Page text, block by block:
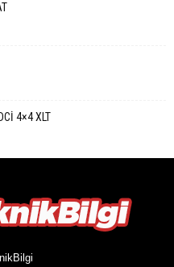
4×4 XLT